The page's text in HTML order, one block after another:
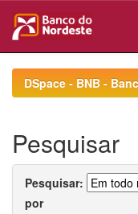
navigationDSpace - BNB -
Pesquisar
Pesquisar:
por